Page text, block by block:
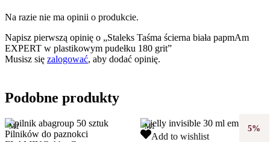
Na razie nie ma opinii o produkcie.
Napisz pierwszą opinię o „Staleks Taśma ścierna biała papmAm
EXPERT w plastikowym pudełku 180 grit”
Musisz się zalogować, aby dodać opinię.
Podobne produkty
M1 5%
EMAdd to wishlist
M1